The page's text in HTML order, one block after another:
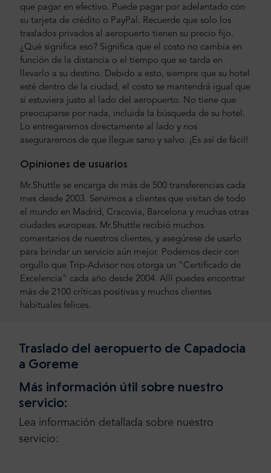
que pagar en efectivo. Puede pagar por adelantado con
su tarjeta de crédito o PayPal. Recuerde que solo los
traslados privados al aeropuerto tienen su precio fijo.
¿Qué significa eso? Significa que el costo no cambia en
función de la distancia o el tiempo que se tarda en
llevarlo a su destino. Debido a esto, siempre que su hotel
esté dentro de la ciudad, el costo se mantendrá igual que
si estuviera justo al lado del aeropuerto. No tiene que
preocuparse por nada, incluida la búsqueda de su hotel.
Lo entregaremos directamente al lado y nos
aseguraremos de que llegue sano y salvo. ¡Es así de fácil!
Opiniones de usuarios
Mr.Shuttle se encarga de más de 500 transferencias cada
mes desde 2003. Servimos a clientes que visitan de todo
el mundo en Madrid, Cracovia, Barcelona y muchas otras
ciudades europeas. Mr.Shuttle recibió muchos
comentarios de nuestros clientes, y asegúrese de usarlo
para brindar un servicio aún mejor. Podemos decir con
orgullo que Trip-Advisor nos otorga un "Certificado de
Excelencia" cada año desde 2004. Allí puedes encontrar
más de 2100 críticas positivas y muchos clientes
habituales felices.
Traslado del aeropuerto de Capadocia
a Goreme
Más información útil sobre nuestro
servicio:
Lea información detallada sobre nuestro
servicio: